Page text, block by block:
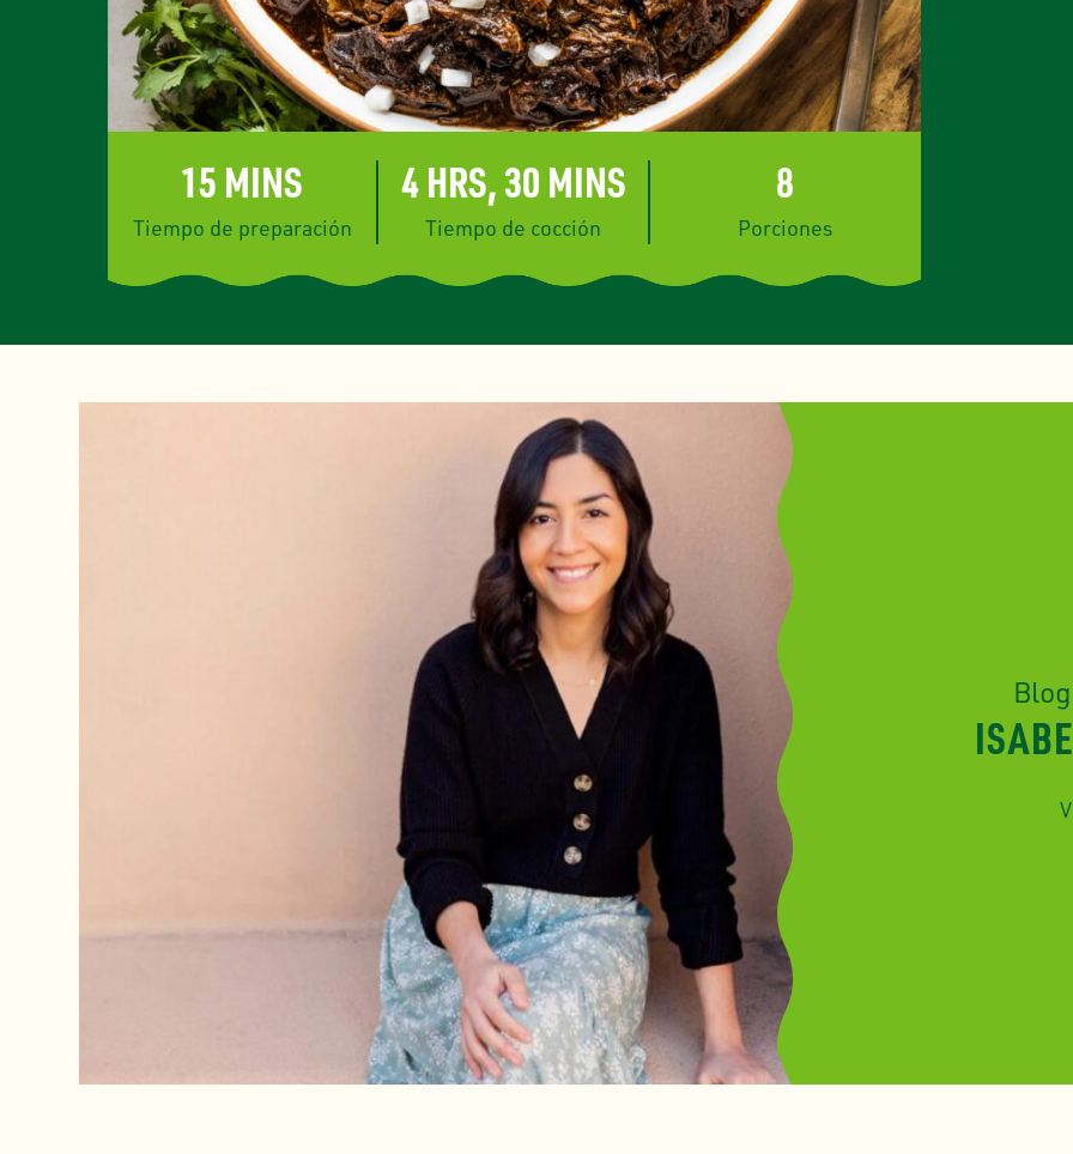
15 MINS
Tiempo de preparación
4 HRS, 30 MINS
Tiempo de cocción
8
Porciones